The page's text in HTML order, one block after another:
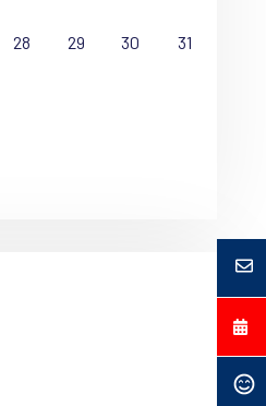
28 29 30 31